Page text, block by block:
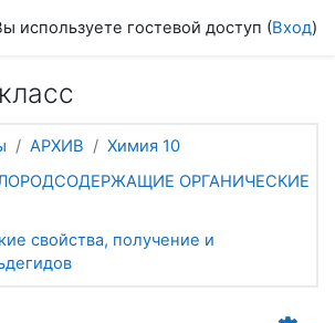
используете гостевой доступ (Вход)
АРХИВ
Химия 10
ОРГАНИЧЕСКИЕ
свойства, получение и